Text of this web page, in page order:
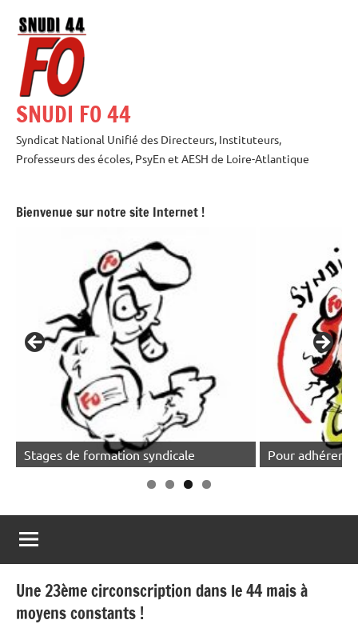
contenu
SNUDI FO 44
Syndicat National Unifié des Directeurs, Instituteurs,
Professeurs des écoles, PsyEn et AESH de Loire-Atlantique
Bienvenue sur notre site Internet !
Stages de formation syndicale Pour adhérer,
Une 23ème circonscription dans le 44 mais à
moyens constants !